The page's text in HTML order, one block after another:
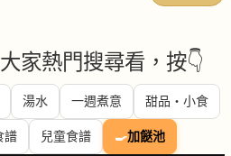
家熱門搜尋看，按👇
湯水 一週煮意 甜品・小食
譜 兒童食譜 🍳加餸池